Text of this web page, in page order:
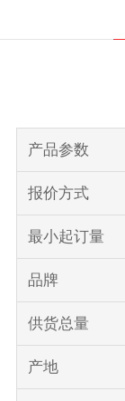
产品参数
报价方式
最小起订量
品牌
供货总量
产地